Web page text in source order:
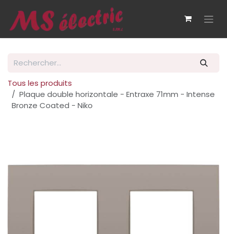
Tous les produits
Plaque double horizontale - Entraxe 71mm - Intense
Bronze Coated - Niko